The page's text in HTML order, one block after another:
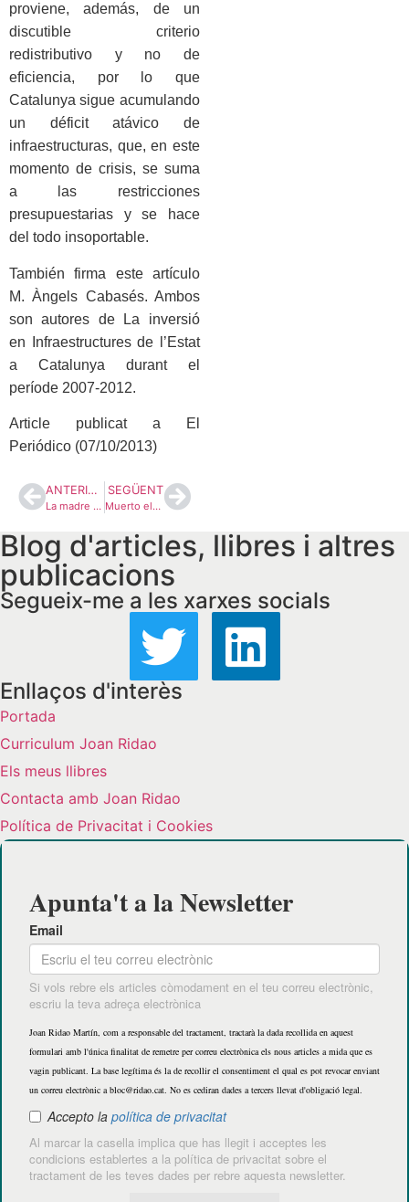
proviene, además, de un
discutible criterio
redistributivo y no de
eficiencia, por lo que
Catalunya sigue acumulando
un déficit atávico de
infraestructuras, que, en este
momento de crisis, se suma
a las restricciones
presupuestarias y se hace
del todo insoportable.
También firma este artículo
M. Àngels Cabasés. Ambos
son autores de La inversió
en Infraestructures de l’Estat
a Catalunya durant el
període 2007-2012.
Article publicat a El
Periódico (07/10/2013)
ANTERIOR
La madre de todas las corrupciones
SEGÜENT
Muerto el perro, se acabó la rabia
Blog d'articles, llibres i altres
publicacions
Segueix-me a les xarxes socials
Enllaços d'interès
Portada
Curriculum Joan Ridao
Els meus llibres
Contacta amb Joan Ridao
Política de Privacitat i Cookies